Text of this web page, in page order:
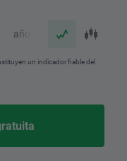
año
un indicador fiable del